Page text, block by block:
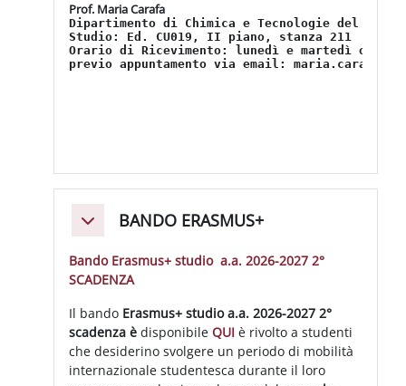
Prof. Maria Carafa
Dipartimento di Chimica e Tecnologie del
Studio: Ed. CU019, II piano, stanza 211
Orario di Ricevimento: lunedì e martedì ore
previo appuntamento via email:
MinimizzaBANDO ERASMUS+
Bando Erasmus+ studio a.a. 2026-2027 2°
SCADENZA
Il bando Erasmus+ studio a.a. 2026-2027 2°
scadenza èdisponibile QUI è rivolto a studenti
che desiderino svolgere un periodo di mobilità
internazionale studentesca durante il loro